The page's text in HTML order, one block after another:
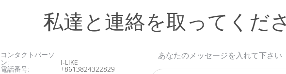
私達と連絡を取ってくだ
コンタクトパーソ
ン:
I-LIKE
電話番号:
+8613824322829
あなたのメッセージを入れて下さい